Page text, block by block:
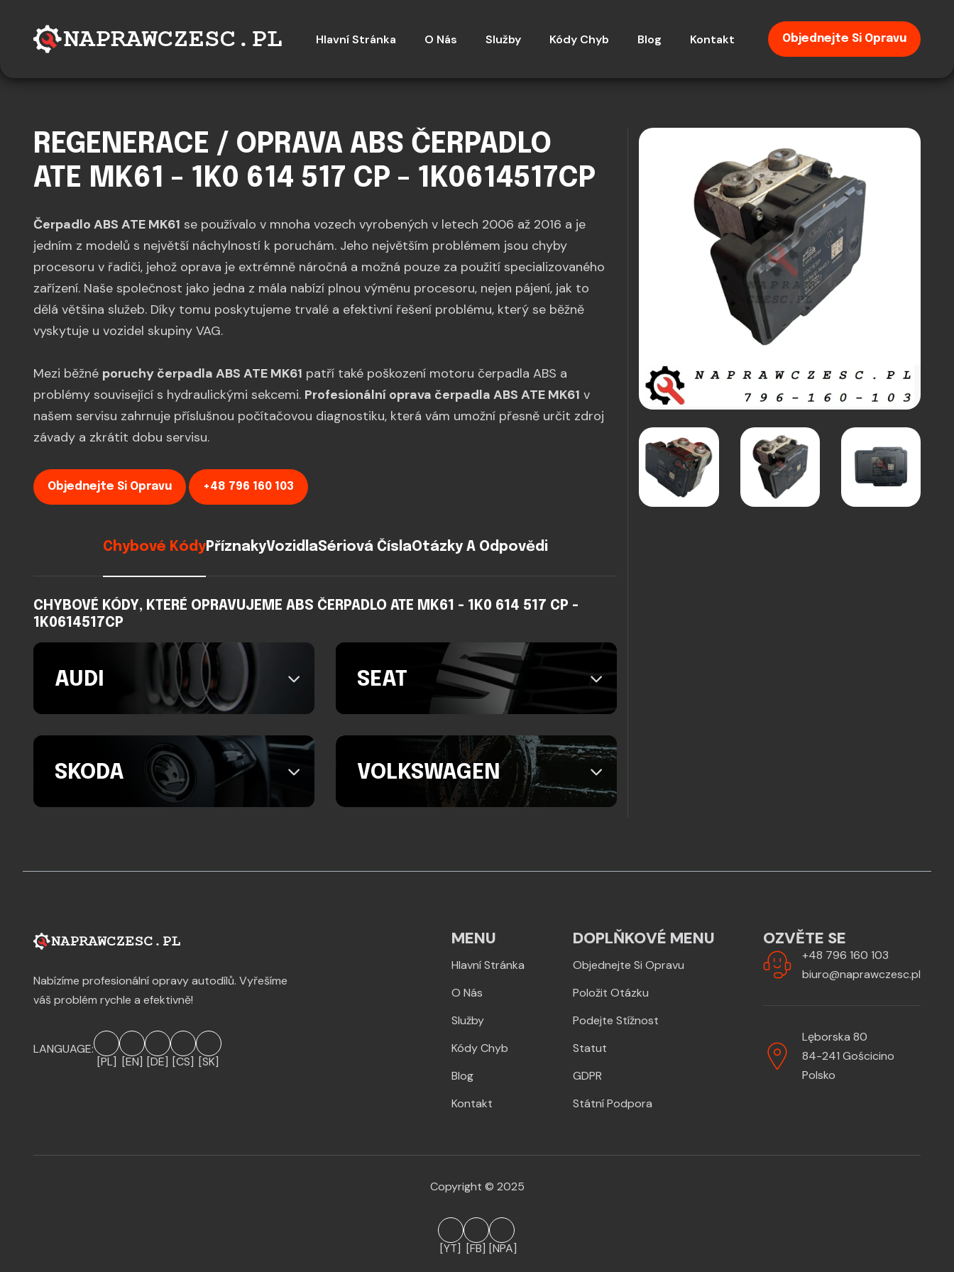
Hlavní Stránka O Nás Služby Kódy Chyb Blog Kontakt Objednejte Si Opravu
REGENERACE / OPRAVA ABS ČERPADLO
ATE MK61 - 1K0 614 517 CP - 1K0614517CP
Čerpadlo ABS ATE MK61 se používalo v mnoha vozech vyrobených v letech 2006 až 2016 a je
jedním z modelů s největší náchylností k poruchám. Jeho největším problémem jsou chyby
procesoru v řadiči, jehož oprava je extrémně náročná a možná pouze za použití specializovaného
zařízení. Naše společnost jako jedna z mála nabízí plnou výměnu procesoru, nejen pájení, jak to
dělá většina služeb. Díky tomu poskytujeme trvalé a efektivní řešení problému, který se běžně
vyskytuje u vozidel skupiny VAG.
Mezi běžné poruchy čerpadla ABS ATE MK61 patří také poškození motoru čerpadla ABS a
problémy související s hydraulickými sekcemi. Profesionální oprava čerpadla ABS ATE MK61 v
našem servisu zahrnuje příslušnou počítačovou diagnostiku, která vám umožní přesně určit zdroj
závady a zkrátit dobu servisu.
Objednejte Si Opravu +48 796 160 103
Chybové KódyPříznakyVozidlaSériová ČíslaOtázky A Odpovědi
CHYBOVÉ KÓDY, KTERÉ OPRAVUJEME ABS ČERPADLO ATE MK61 - 1K0 614 517 CP -
1K0614517CP
AUDI SEAT
SKODA VOLKSWAGEN
Nabízíme profesionální opravy autodílů. Vyřešíme
váš problém rychle a efektivně!
LANGUAGE:
[PL] [EN] [DE] [CS] [SK]
MENU
Hlavní Stránka
O Nás
Služby
Kódy Chyb
Blog
Kontakt
DOPLŇKOVÉ MENU
Objednejte Si Opravu
Položit Otázku
Podejte Stížnost
Statut
GDPR
Státní Podpora
OZVĚTE SE
+48 796 160 103
biuro@naprawczesc.pl
Lęborska 80
84-241 Gościcino
Polsko
Copyright © 2025
[YT] [FB] [NPA]